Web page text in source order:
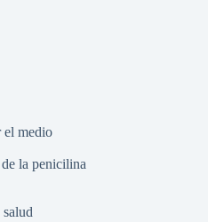
el medio
la penicilina